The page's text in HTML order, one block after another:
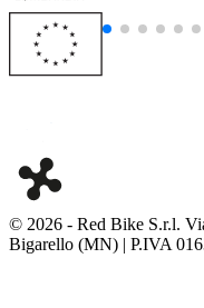
© 2026 - Red Bike S.r.l.
Bigarello (MN) | P.IVA